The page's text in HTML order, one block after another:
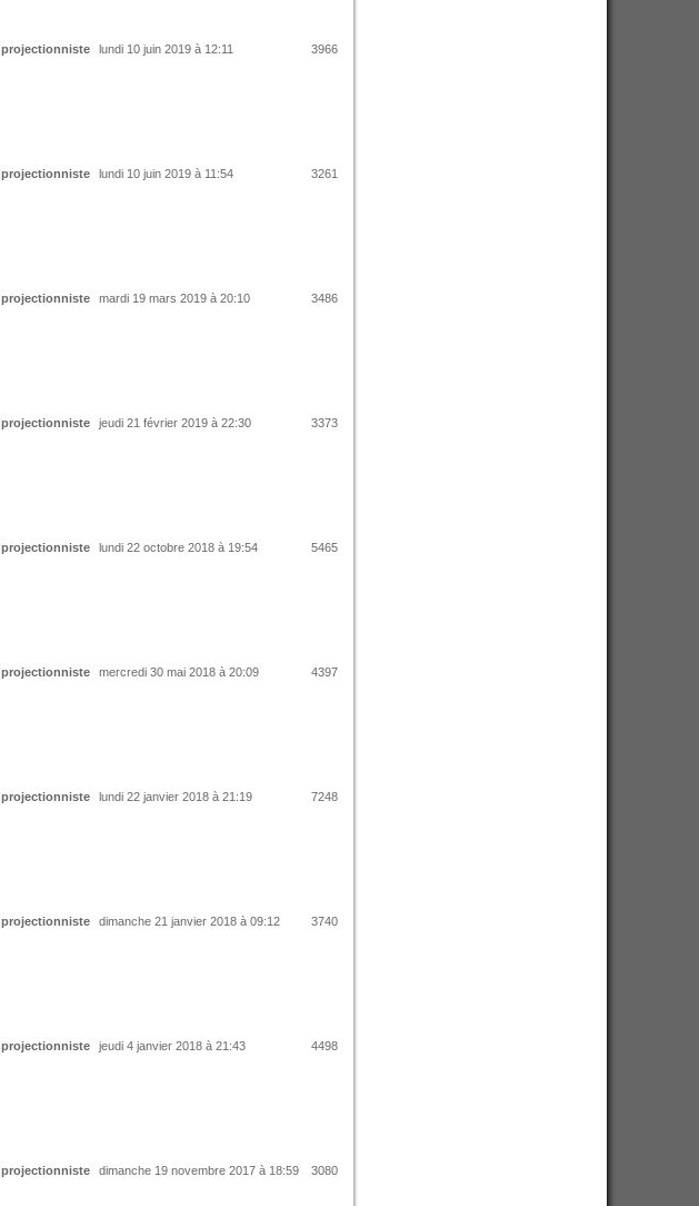
projectionniste lundi 10 juin 2019 à 12:11 3966
projectionniste lundi 10 juin 2019 à 11:54 3261
projectionniste mardi 19 mars 2019 à 20:10 3486
projectionniste jeudi 21 février 2019 à 22:30 3373
projectionniste lundi 22 octobre 2018 à 19:54 5465
projectionniste mercredi 30 mai 2018 à 20:09 4397
projectionniste lundi 22 janvier 2018 à 21:19 7248
projectionniste dimanche 21 janvier 2018 à 09:12 3740
projectionniste jeudi 4 janvier 2018 à 21:43 4498
projectionniste dimanche 19 novembre 2017 à 18:59 3080